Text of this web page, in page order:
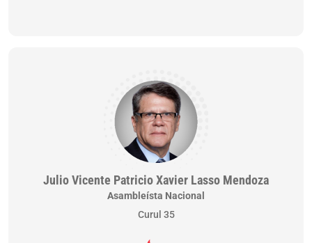
Julio Vicente Patricio Xavier Lasso Mendoza
Asambleísta Nacional
Curul 35